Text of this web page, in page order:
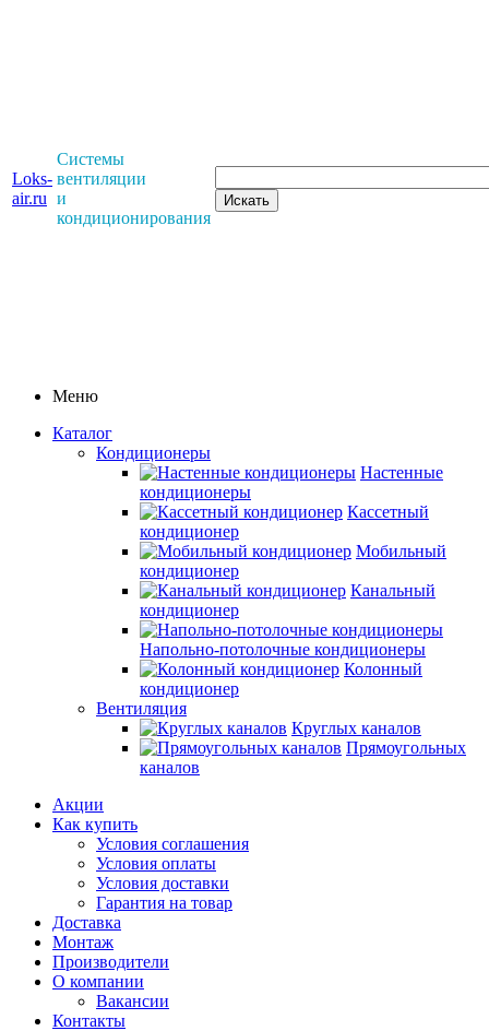
Loks-
air.ru
Системы
вентиляции
и
кондиционирования
Меню
Каталог
Кондиционеры
Настенные
кондиционеры
Кассетный
кондиционер
Мобильный
кондиционер
Канальный
кондиционер
Напольно-потолочные кондиционеры
Колонный
кондиционер
Вентиляция
Круглых каналов
Прямоугольных
каналов
Акции
Как купить
Условия соглашения
Условия оплаты
Условия доставки
Гарантия на товар
Доставка
Монтаж
Производители
О компании
Вакансии
Контакты